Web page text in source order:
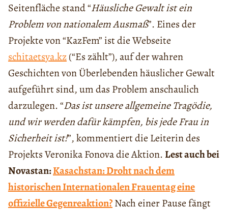
Seitenfläche stand “Häusliche Gewalt ist ein
Problem von nationalem Ausmaß”. Eines der
Projekte von “KazFem” ist die Webseite
schitaetsya.kz(“Es zählt”), auf der wahren
Geschichten von Überlebenden häuslicher Gewalt
aufgeführt sind, um das Problem anschaulich
darzulegen. “Das ist unsere allgemeine Tragödie,
und wir werden dafür kämpfen, bis jede Frau in
Sicherheit ist!”, kommentiert die Leiterin des
Projekts Veronika Fonova die Aktion. Lest auch bei
Novastan:Kasachstan: Droht nach dem
historischen Internationalen Frauentag eine
offizielle Gegenreaktion?Nach einer Pause fängt